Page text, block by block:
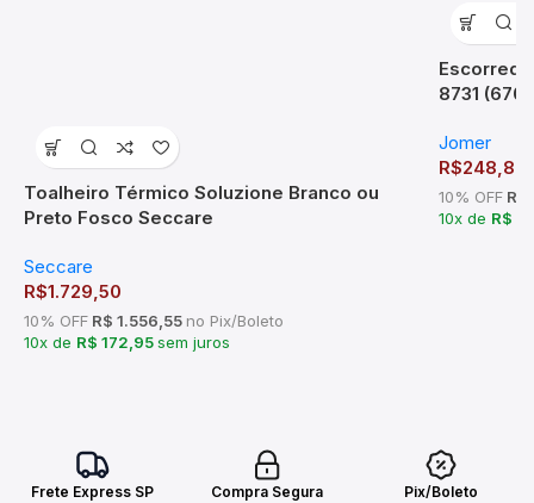
Toalheiro Térmico Soluzione Branco ou
Preto Fosco Seccare
Seccare
R$1.729,50
10% OFF R$ 1.556,55 no Pix/Boleto
10x de R$ 172,95sem juros
8731
Jomer
R$248,89
10% OFF
10x de R$
Frete Express SP
Compra Segura
Pix/Boleto